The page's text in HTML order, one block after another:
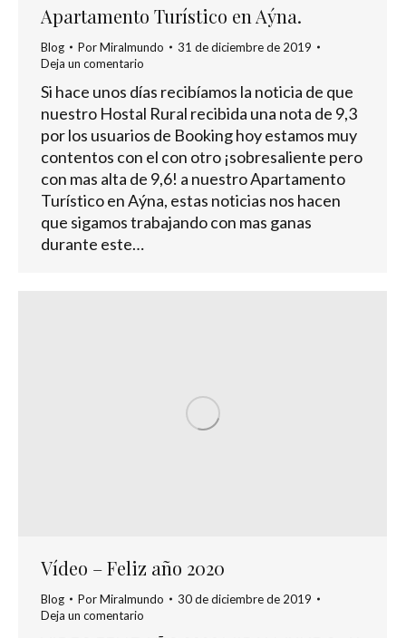
Apartamento Turístico en Aýna.
Blog PorMiralmundo
31 de diciembre de 2019
Deja un comentario
Si hace unos días recibíamos la noticia de que
nuestro Hostal Rural recibida una nota de 9,3
por los usuarios de Booking hoy estamos muy
contentos con el con otro ¡sobresaliente pero
con mas alta de 9,6! a nuestro Apartamento
Turístico en Aýna, estas noticias nos hacen
que sigamos trabajando con mas ganas
durante este…
Vídeo – Feliz año 2020
Blog PorMiralmundo
30 de diciembre de 2019
Deja un comentario